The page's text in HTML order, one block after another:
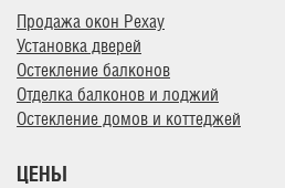
Продажа окон Рехау
Установка дверей
Остекление балконов
Отделка балконов и лоджий
Остекление домов и коттеджей
ЦЕНЫ